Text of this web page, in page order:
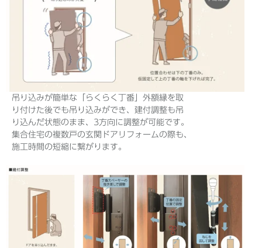
吊り込みが簡単な「らくらく 丁番」外額縁を取
り付けた後でも吊り込みができ、建付調整も吊
り込んだ状態のまま、3方向に調整が可能です。
集合住宅の複数戸の玄関ドアリフォームの際も、
施工時間の短縮に繋がります。